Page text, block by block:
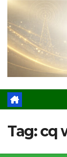
Tag:cq